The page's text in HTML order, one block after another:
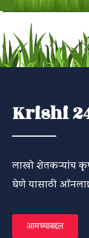
Krishi
लाखो शेतकऱ्यांच
घेणे यासाठी
आमच्याबद्दल